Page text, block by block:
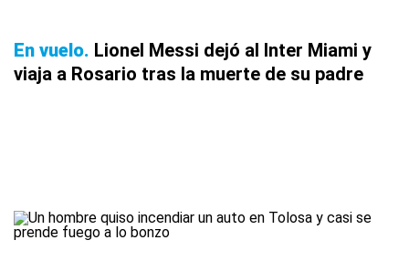
En vuelo Lionel Messi dejó al Inter Miami y
viaja a Rosario tras la muerte de su padre